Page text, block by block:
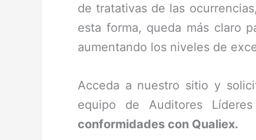
de tratativas de las
esta forma, queda más claro
aumentando los niveles de
Acceda a nuestro sitio y
equipo de Auditores
conformidades con Qualiex.